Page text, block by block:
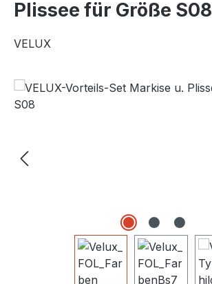
Plissee für Größe S08
VELUX
Bildergalerie überspringen